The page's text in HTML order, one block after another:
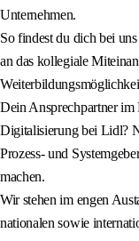
Unternehmen.
So findest du dich bei
an das kollegiale
Dein Ansprechpartner
Digitalisierung bei Lidl?
Prozess- und
machen.
Wir stehen im engen
nationalen sowie